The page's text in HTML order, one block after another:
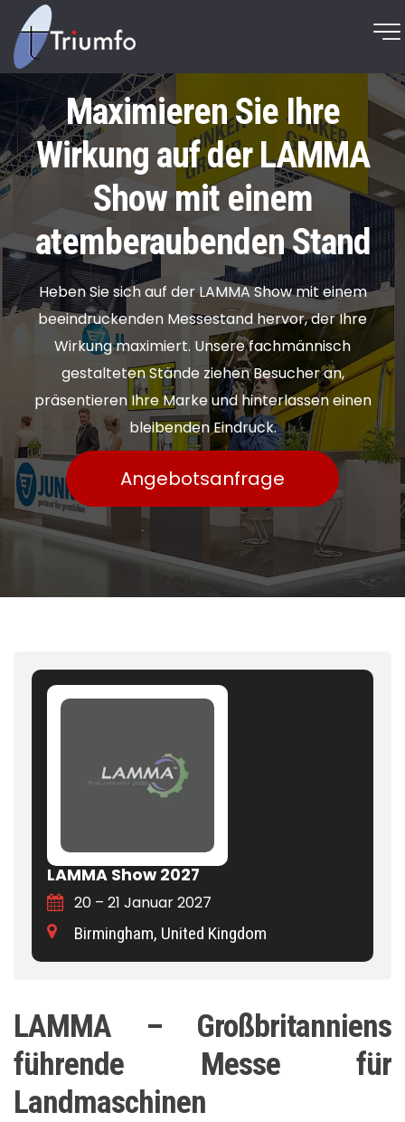
Maximieren Sie Ihre
Wirkung auf der LAMMA
Show mit einem
atemberaubenden Stand
Heben Sie sich auf der LAMMA Show mit einem
beeindruckenden Messestand hervor, der Ihre
Wirkung maximiert. Unsere fachmännisch
gestalteten Stände ziehen Besucher an,
präsentieren Ihre Marke und hinterlassen einen
bleibenden Eindruck.
Angebotsanfrage
LAMMA Show 2027
20 – 21 Januar 2027
Birmingham, United Kingdom
LAMMA – Großbritanniens
führende Messe für
Landmaschinen